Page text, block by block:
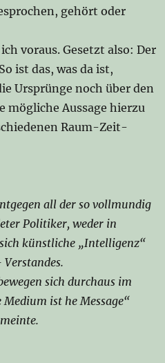
gehört oder
voraus. Gesetzt also: Der
ist das, was da ist,
Ursprünge noch über den
mögliche Aussage hierzu
Raum-Zeit-
all der so vollmundig
Politiker, weder in
künstliche „Intelligenz“
sich durchaus im
Medium ist he Message“